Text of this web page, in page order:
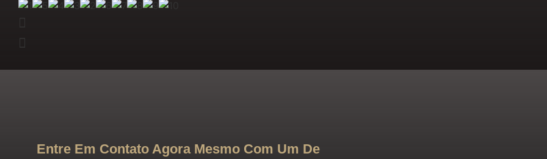
Entre Em Contato Agora Mesmo Com Um De